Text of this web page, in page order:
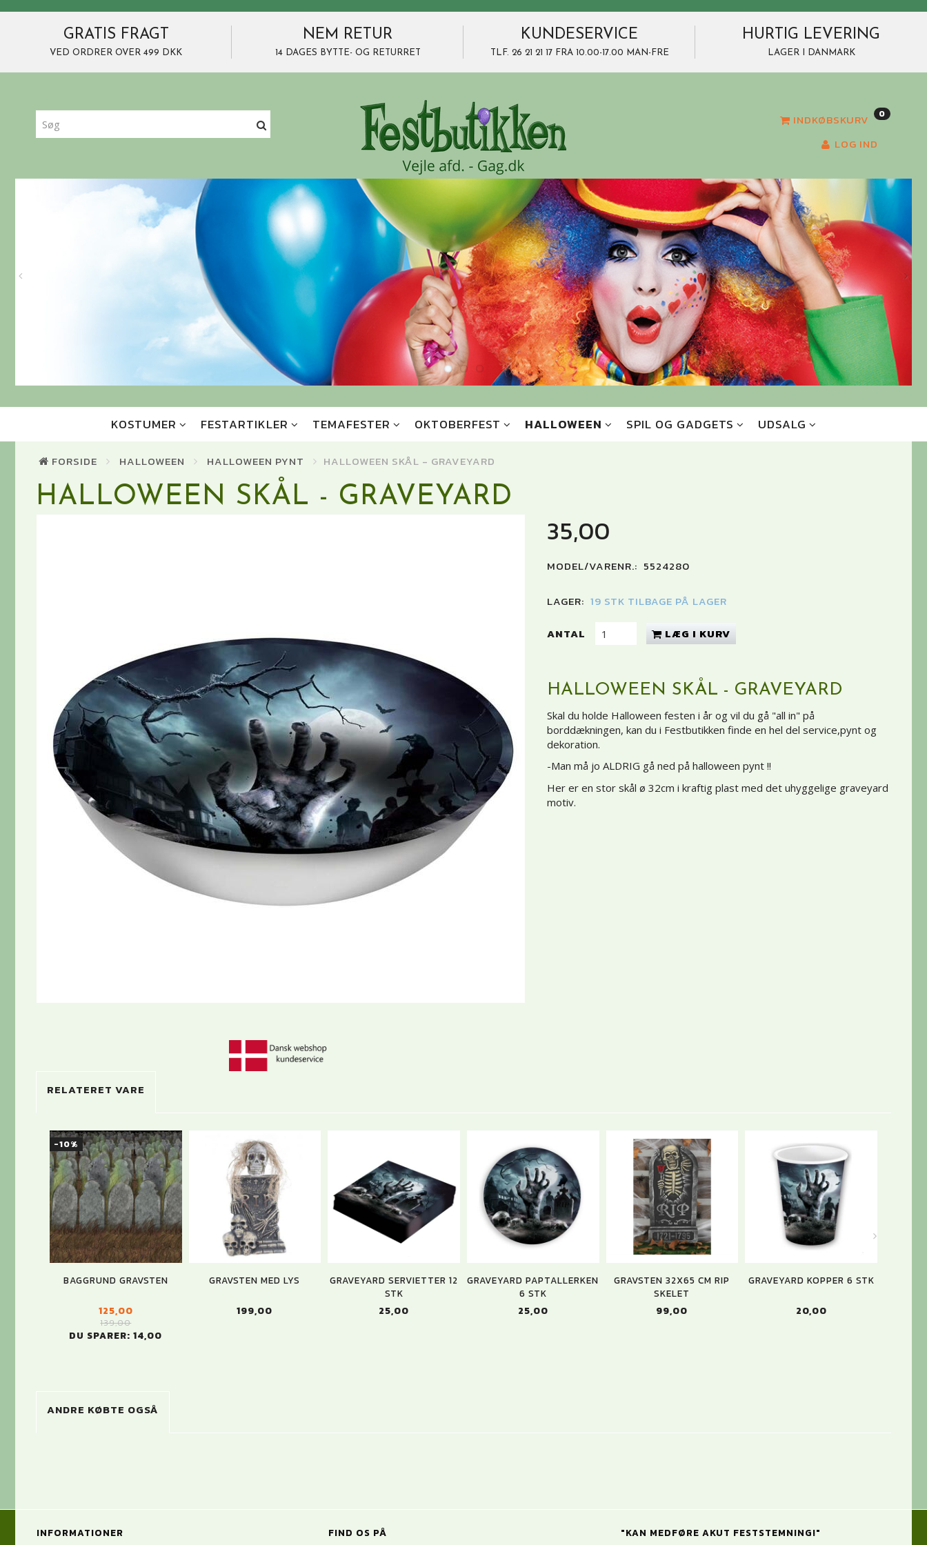
GRATIS FRAGT
VED ORDRER OVER 499 DKK
NEM RETUR
14 DAGES BYTTE- OG RETURRET
KUNDESERVICE
TLF. 26 21 21 17 FRA 10.00-17.00 MAN-FRE
HURTIG LEVERING
LAGER I DANMARK
INDKØBSKURV 0
LOG IND
KOSTUMER FESTARTIKLER TEMAFESTER OKTOBERFEST HALLOWEEN SPIL OG GADGETS UDSALG
FORSIDE HALLOWEEN HALLOWEEN PYNT HALLOWEEN SKÅL - GRAVEYARD
HALLOWEEN SKÅL - GRAVEYARD
35,00
MODEL/VARENR.: 5524280
LAGER: 19 STK TILBAGE PÅ LAGER
ANTAL LÆG I KURV
HALLOWEEN SKÅL - GRAVEYARD
Skal du holde Halloween festen i år og vil du gå "all in" på
borddækningen, kan du i Festbutikken finde en hel del service,pynt og
dekoration.
-Man må jo ALDRIG gå ned på halloween pynt !!
Her er en stor skål ø 32cm i kraftig plast med det uhyggelige graveyard
motiv.
RELATERET VARE
-10%
BAGGRUND GRAVSTEN
125,00
139,00
DU SPARER:14,00
GRAVSTEN MED LYS
199,00
GRAVEYARD SERVIETTER 12
STK
25,00
GRAVEYARD PAPTALLERKEN
6 STK
25,00
GRAVSTEN 32X65 CM RIP
SKELET
99,00
GRAVEYARD KOPPER 6 STK
20,00
ANDRE KØBTE OGSÅ
INFORMATIONER FIND OS PÅ "KAN MEDFØRE AKUT FESTSTEMNING!"